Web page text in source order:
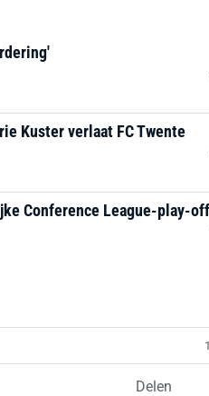
Kuster verlaat FC Twente
Conference League-play-
Delen